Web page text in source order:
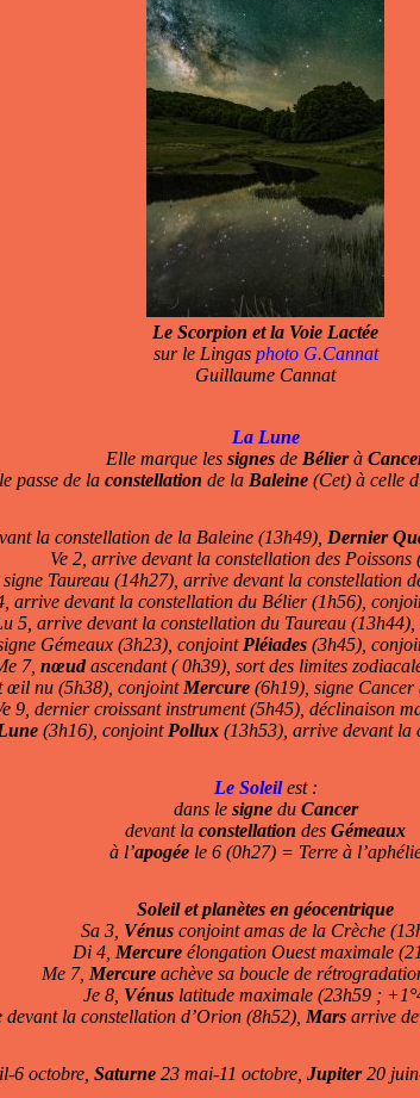
Le Scorpion et la Voie Lactée
sur le Lingas photo G.Cannat
Guillaume Cannat
La Lune
Elle marque les signes de Bélierà
passe de la constellation de la Baleine(Cet) à celle
la constellation de la Baleine (13h49), Dernier
Ve 2, arrive devant la constellation des Poissons
signe Taureau (14h27), arrive devant la constellation
arrive devant la constellation du Bélier (1h56),
5, arrive devant la constellation du Taureau (13h44),
Gémeaux (3h23), conjoint Pléiades (3h45),
7, nœudascendant ( 0h39), sort des limites
œil nu (5h38), conjoint Mercure (6h19), signe
9, dernier croissant instrument (5h45), déclinaison
(3h16), conjoint Pollux (13h53), arrive devant la
Le Soleilest :
dans le signedu Cancer
devant la constellation des Gémeaux
à l’apogéele 6 (0h27) = Terre à
Soleil et planètes en géocentrique
Sa 3, Vénus conjoint amas de la Crèche
Di 4, Mercure élongation Ouest maximale
Me 7, Mercureachève sa boucle de
Je 8, Vénus latitude maximale (23h59 ;
devant la constellation d’Orion (8h52), Mars arrive
6 octobre, Saturne23 mai-11 octobre, Jupiter20